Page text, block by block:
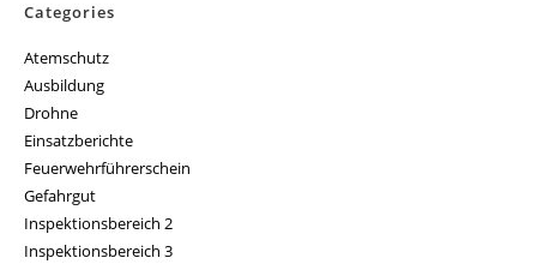
Categories
Atemschutz
Ausbildung
Drohne
Einsatzberichte
Feuerwehrführerschein
Gefahrgut
Inspektionsbereich 2
Inspektionsbereich 3